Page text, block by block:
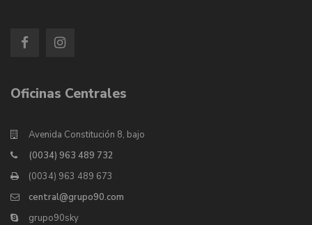
Oficinas Centrales
Avenida Constitución 8, bajo
(0034) 963 489 732
(0034) 963 489 673
central@grupo90.com
grupo90sky